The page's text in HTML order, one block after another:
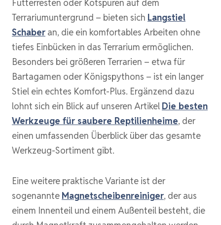
Futterresten oder Kotspuren auf dem
Terrariumuntergrund – bieten sich Langstiel
Schaber an, die ein komfortables Arbeiten ohne
tiefes Einbücken in das Terrarium ermöglichen.
Besonders bei größeren Terrarien – etwa für
Bartagamen oder Königspythons – ist ein langer
Stiel ein echtes Komfort-Plus. Ergänzend dazu
lohnt sich ein Blick auf unseren Artikel Die besten
Werkzeuge für saubere Reptilienheime, der
einen umfassenden Überblick über das gesamte
Werkzeug-Sortiment gibt.
Eine weitere praktische Variante ist der
sogenannte Magnetscheibenreiniger, der aus
einem Innenteil und einem Außenteil besteht, die